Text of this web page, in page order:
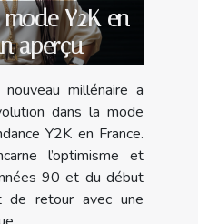
Y2K en
aperçu
millénaire a
dans la mode
Y2K en France.
l’optimisme et
90 et du début
retour avec une